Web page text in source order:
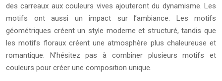
des carreaux aux couleurs vives ajouteront du dynamisme. Les
motifs ont aussi un impact sur l’ambiance. Les motifs
géométriques créent un style moderne et structuré, tandis que
les motifs floraux créent une atmosphère plus chaleureuse et
romantique. N’hésitez pas à combiner plusieurs motifs et
couleurs pour créer une composition unique.